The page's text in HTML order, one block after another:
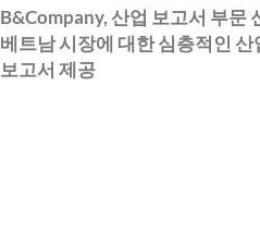
B&Company, 산업 보고서 부문
베트남 시장에 대한 심층적인 산
보고서 제공